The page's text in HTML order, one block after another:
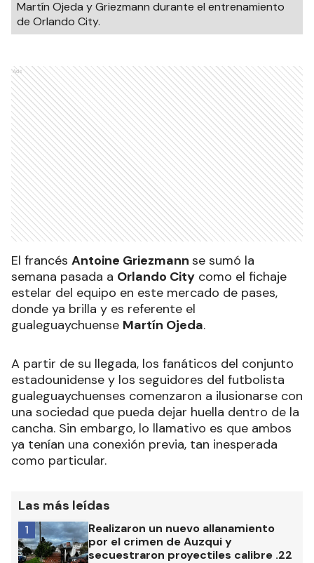
Martín Ojeda y Griezmann durante el entrenamiento
de Orlando City.
Ads
El francés Antoine Griezmann se sumó la
semana pasada a Orlando City como el fichaje
estelar del equipo en este mercado de pases,
donde ya brilla y es referente el
gualeguaychuense Martín Ojeda.
A partir de su llegada, los fanáticos del conjunto
estadounidense y los seguidores del futbolista
gualeguaychuenses comenzaron a ilusionarse con
una sociedad que pueda dejar huella dentro de la
cancha. Sin embargo, lo llamativo es que ambos
ya tenían una conexión previa, tan inesperada
como particular.
Las más leídas
Realizaron un nuevo allanamiento
por el crimen de Auzqui y
secuestraron proyectiles calibre .22
1